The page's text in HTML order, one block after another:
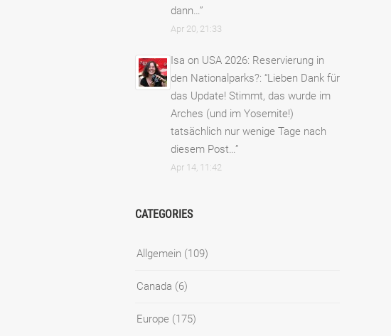
dann… ”
Apr 20, 21:33
Isa on USA 2026: Reservierung in
den Nationalparks?: “Lieben Dank für
das Update! Stimmt, das wurde im
Arches (und im Yosemite!)
tatsächlich nur wenige Tage nach
diesem Post…”
Apr 14, 11:42
CATEGORIES
Allgemein (109)
Canada (6)
Europe (175)